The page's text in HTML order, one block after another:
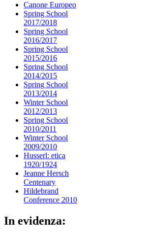
Canone Europeo
Spring School
2017/2018
Spring School
2016/2017
Spring School
2015/2016
Spring School
2014/2015
Spring School
2013/2014
Winter School
2012/2013
Spring School
2010/2011
Winter School
2009/2010
Husserl: etica
1920/1924
Jeanne Hersch
Centenary
Hildebrand
Conference 2010
In evidenza: